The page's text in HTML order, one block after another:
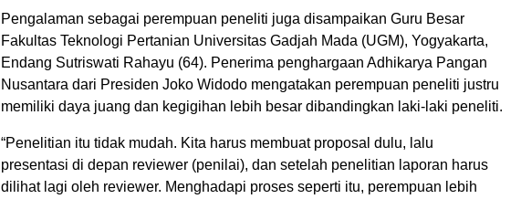
Pengalaman sebagai perempuan peneliti juga disampaikan Guru Besar
Fakultas Teknologi Pertanian Universitas Gadjah Mada (UGM), Yogyakarta,
Endang Sutriswati Rahayu (64). Penerima penghargaan Adhikarya Pangan
Nusantara dari Presiden Joko Widodo mengatakan perempuan peneliti justru
memiliki daya juang dan kegigihan lebih besar dibandingkan laki-laki peneliti.
“Penelitian itu tidak mudah. Kita harus membuat proposal dulu, lalu
presentasi di depan reviewer (penilai), dan setelah penelitian laporan harus
dilihat lagi oleh reviewer. Menghadapi proses seperti itu, perempuan lebih